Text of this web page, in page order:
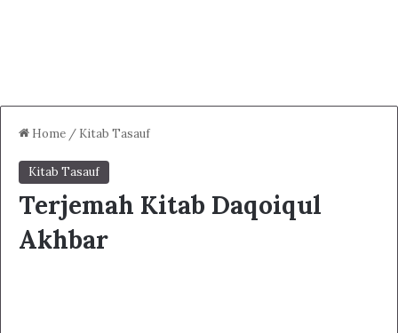
Home / Kitab Tasauf
Kitab Tasauf
Terjemah Kitab Daqoiqul
Akhbar